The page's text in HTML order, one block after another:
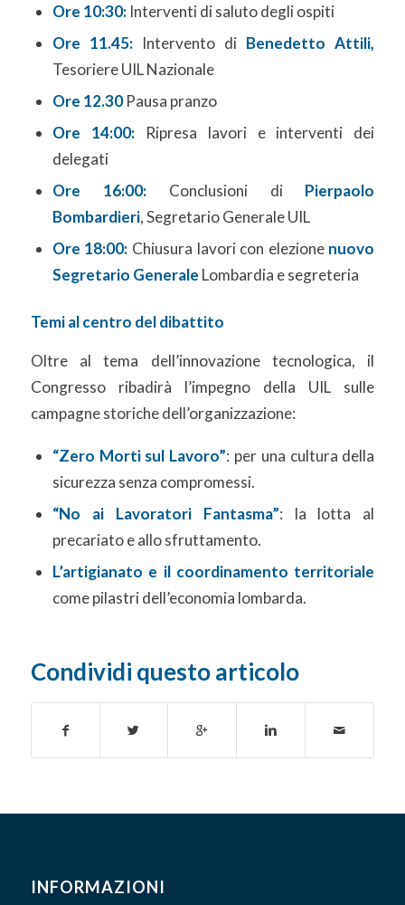
Ore 10:30:Interventi di saluto degli ospiti
Ore 11.45:Intervento di Benedetto Attili,
Tesoriere UIL Nazionale
Ore 12.30Pausa pranzo
Ore 14:00:Ripresa lavori e interventi dei
delegati
Ore 16:00:Conclusioni di Pierpaolo
Bombardieri, Segretario Generale UIL
Ore 18:00: Chiusura lavori con elezione nuovo
Segretario Generale Lombardia e segreteria
Temi al centro del dibattito
Oltre al tema dell’innovazione tecnologica, il
Congresso ribadirà l’impegno della UIL sulle
campagne storiche dell’organizzazione:
“Zero Morti sul Lavoro”: per una cultura della
sicurezza senza compromessi.
“No ai Lavoratori Fantasma”: la lotta al
precariato e allo sfruttamento.
L’artigianato e il coordinamento territoriale
come pilastri dell’economia lombarda.
Condividi questo articolo
INFORMAZIONI